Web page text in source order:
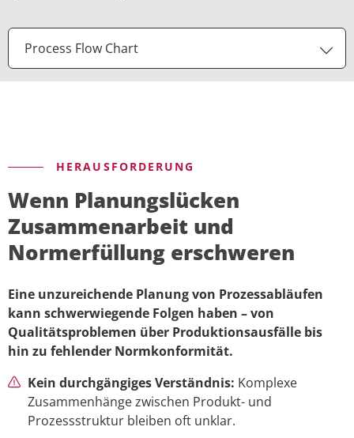
Process Flow Chart
HERAUSFORDERUNG
Wenn Planungslücken
Zusammenarbeit und
Normerfüllung erschweren
Eine unzureichende Planung von Prozessabläufen
kann schwerwiegende Folgen haben – von
Qualitätsproblemen über Produktionsausfälle bis
hin zu fehlender Normkonformität.
Kein durchgängiges Verständnis: Komplexe
Zusammenhänge zwischen Produkt- und
Prozessstruktur bleiben oft unklar.